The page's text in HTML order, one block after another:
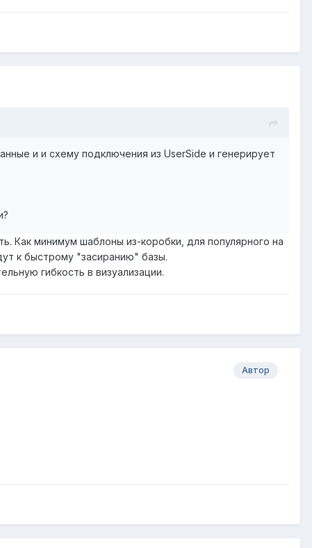
и и схему подключения из UserSide и генерирует
Как минимум шаблоны из-коробки, для популярного на
к быстрому "засиранию" базы.
гибкость в визуализации.
Автор